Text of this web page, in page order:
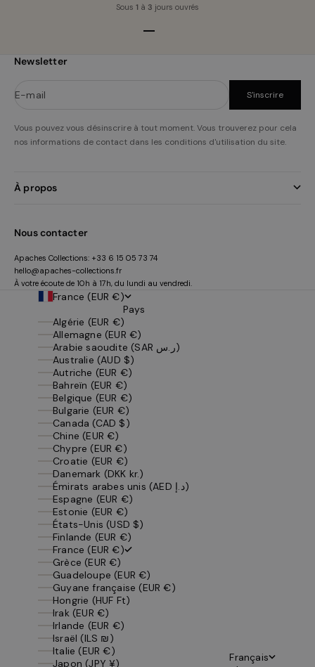
Sous 1 à 3 jours ouvrés
Newsletter
E-mail S'inscrire
Vous pouvez vous désinscrire à tout moment. Vous trouverez pour cela
nos informations de contact dans les conditions d'utilisation du site.
À propos
Nous contacter
Apaches Collections: +33 6 15 05 73 74
hello@apaches-collections.fr
À votre écoute de 10h à 17h, du lundi au vendredi.
France (EUR €)
Pays
Algérie (EUR €)
Allemagne (EUR €)
Arabie saoudite (SAR ر.س)
Australie (AUD $)
Autriche (EUR €)
Bahreïn (EUR €)
Belgique (EUR €)
Bulgarie (EUR €)
Canada (CAD $)
Chine (EUR €)
Chypre (EUR €)
Croatie (EUR €)
Danemark (DKK kr.)
Émirats arabes unis (AED د.إ)
Espagne (EUR €)
Estonie (EUR €)
États-Unis (USD $)
Finlande (EUR €)
France (EUR €)
Grèce (EUR €)
Guadeloupe (EUR €)
Guyane française (EUR €)
Hongrie (HUF Ft)
Irak (EUR €)
Irlande (EUR €)
Israël (ILS ₪)
Italie (EUR €)
Japon (JPY ¥)
Français